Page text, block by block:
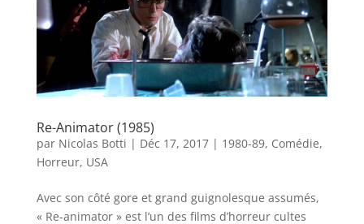
Re-Animator (1985)
par Nicolas Botti | Déc 17, 2017| 1980-89, Comédie,
Horreur, USA
Avec son côté gore et grand guignolesque assumés,
« Re-animator » est l’un des films d’horreur cultes